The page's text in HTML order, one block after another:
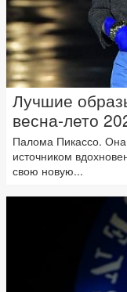
Лучшие
весна-лето
Палома Пикассо.
источником
свою новую...